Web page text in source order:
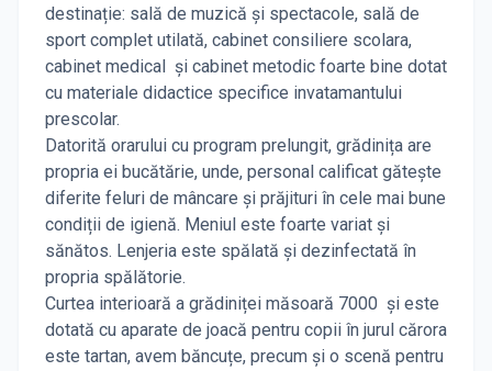
destinație: sală de muzică și spectacole, sală de
sport complet utilată, cabinet consiliere scolara,
cabinet medical și cabinet metodic foarte bine dotat
cu materiale didactice specifice invatamantului
prescolar.
Datorită orarului cu program prelungit, grădinița are
propria ei bucătărie, unde, personal calificat gătește
diferite feluri de mâncare și prăjituri în cele mai bune
condiții de igienă. Meniul este foarte variat și
sănătos. Lenjeria este spălată și dezinfectată în
propria spălătorie.
Curtea interioară a grădiniței măsoară 7000 și este
dotată cu aparate de joacă pentru copii în jurul cărora
este tartan, avem băncuțe, precum și o scenă pentru